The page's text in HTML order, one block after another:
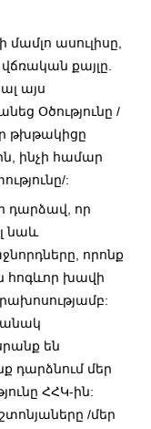
ասուլիսը,
քայլը.
այս
Օծությունը /
թխթակիցը
ինչի համար
:
դարձավ, որ
նաև
որոնք
հոգևոր խավի
են
դարձնում մեր
ՀՀԿ-ին:
/մեր